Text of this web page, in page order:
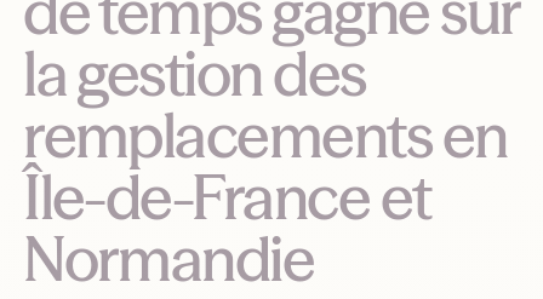
la gestion des
remplacements en
Île-de-France et
Normandie